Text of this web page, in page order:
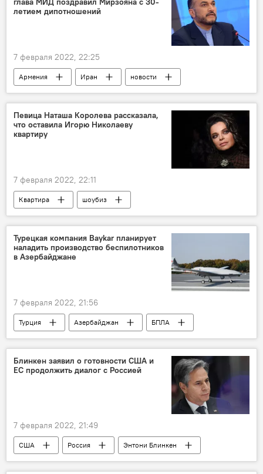
летием дипотношений
7 февраля 2022, 22:25
Армения Иран новости
Певица Наташа Королева рассказала,
что оставила Игорю Николаеву
квартиру
7 февраля 2022, 22:11
Квартира шоубиз
Турецкая компания Baykar планирует
наладить производство беспилотников
в Азербайджане
7 февраля 2022, 21:56
Турция Азербайджан
БПЛА
производство
Блинкен заявил о готовности США и
ЕС продолжить диалог с Россией
7 февраля 2022, 21:49
США Россия
Энтони Блинкен
ЕС
диалог